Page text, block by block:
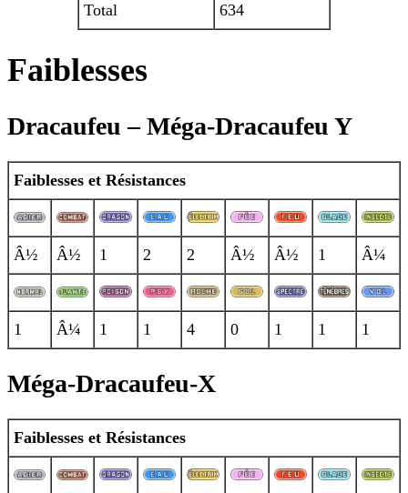
Total 634
Faiblesses
Dracaufeu – Méga-Dracaufeu Y
Faiblesses et Résistances
Â½ Â½ 1 2 2 Â½ Â½ 1 Â¼
1 Â¼ 1 1 4 0 1 1 1
Méga-Dracaufeu-X
Faiblesses et Résistances